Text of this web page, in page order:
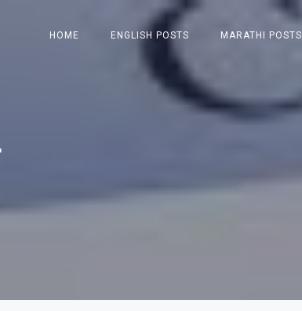
HOME ENGLISH POSTS MARATHI POSTS